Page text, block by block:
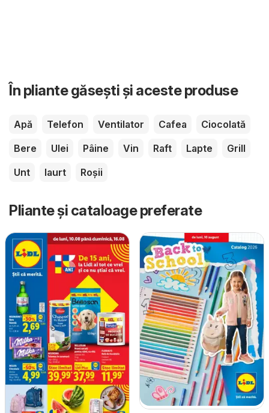
În pliante găsești și aceste produse
Apă Telefon Ventilator Cafea
Ciocolată
Bere
Ulei Pâine Vin Raft Lapte
Grill
Unt
Iaurt Roșii
Pliante și cataloage preferate